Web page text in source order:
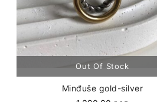
Minđuše gold-silver